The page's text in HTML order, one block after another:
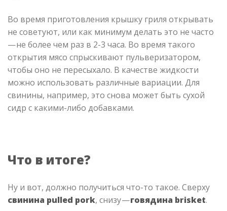
Во время приготовления крышку гриля открывать
не советуют, или как минимум делать это не часто
— не более чем раз в 2-3 часа. Во время такого
открытия мясо спрыскивают пульверизатором,
чтобы оно не пересыхало. В качестве жидкости
можно использовать различные вариации. Для
свинины, например, это снова может быть сухой
сидр с какими-либо добавками.
Что в итоге?
Ну и вот, должно получиться что-то такое. Сверху
свинина pulled pork, снизу —говядина brisket.